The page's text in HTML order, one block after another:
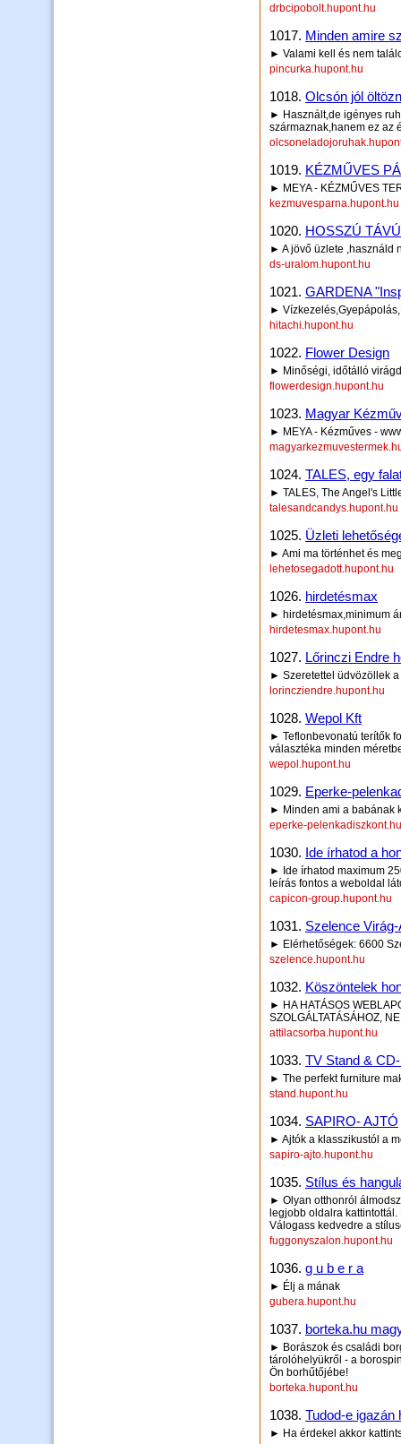
drbcipobolt.hupont.hu
1017. Minden amire
► Valami kell és nem
pincurka.hupont.hu
1018. Olcsón jól
► Használt,de igényes
származnak,hanem ez az
1019. KÉZMŰVES
► MEYA - KÉZMŰVES
kezmuvesparna.hupont.hu
1020. HOSSZÚ
► A jövő üzlete ,használd
ds-uralom.hupont.hu
1021. GARDENA
►
hitachi.hupont.hu
1022. Flower Design
► Minőségi, időtálló
flowerdesign.hupont.hu
1023. Magyar
► MEYA - Kézműves -
1024. TALES, egy
► TALES, The Angel's
talesandcandys.hupont.hu
1025. Üzleti
► Ami ma történhet és
lehetosegadott.hupont.hu
1026. hirdetésmax
► hirdetésmax,minimum
hirdetesmax.hupont.hu
1027. Lőrinczi Endre
► Szeretettel üdvözöllek
lorincziendre.hupont.hu
1028. Wepol Kft
► Teflonbevonatú terítők
választéka minden
wepol.hupont.hu
1029. Eperke-
► Minden ami a babának
eperke-
1030. Ide írhatod a
► Ide írhatod maximum
leírás fontos a weboldal
capicon-group.hupont.hu
1031. Szelence
► Elérhetőségek: 6600
szelence.hupont.hu
1032. Köszöntelek
► HA HATÁSOS
SZOLGÁLTATÁSÁHOZ,
attilacsorba.hupont.hu
1033. TV Stand &
► The perfekt furniture
stand.hupont.hu
1034. SAPIRO- AJTÓ
► Ajtók a klasszikustól a
sapiro-ajto.hupont.hu
1035. Stílus és
► Olyan otthonról
legjobb oldalra
Válogass kedvedre a
fuggonyszalon.hupont.hu
1036. g u b e r a
► Élj a mának
gubera.hupont.hu
1037. borteka.hu
► Borászok és családi
tárolóhelyükről - a
Ön borhűtőjébe!
borteka.hupont.hu
1038. Tudod-e igazán
► Ha érdekel akkor